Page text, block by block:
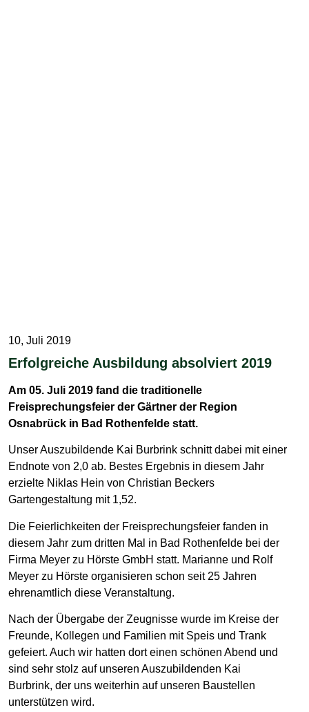
10, Juli 2019
Erfolgreiche Ausbildung absolviert 2019
Am 05. Juli 2019 fand die traditionelle
Freisprechungsfeier der Gärtner der Region
Osnabrück in Bad Rothenfelde statt.
Unser Auszubildende Kai Burbrink schnitt dabei mit einer
Endnote von 2,0 ab. Bestes Ergebnis in diesem Jahr
erzielte Niklas Hein von Christian Beckers
Gartengestaltung mit 1,52.
Die Feierlichkeiten der Freisprechungsfeier fanden in
diesem Jahr zum dritten Mal in Bad Rothenfelde bei der
Firma Meyer zu Hörste GmbH statt. Marianne und Rolf
Meyer zu Hörste organisieren schon seit 25 Jahren
ehrenamtlich diese Veranstaltung.
Nach der Übergabe der Zeugnisse wurde im Kreise der
Freunde, Kollegen und Familien mit Speis und Trank
gefeiert. Auch wir hatten dort einen schönen Abend und
sind sehr stolz auf unseren Auszubildenden Kai
Burbrink, der uns weiterhin auf unseren Baustellen
unterstützen wird.